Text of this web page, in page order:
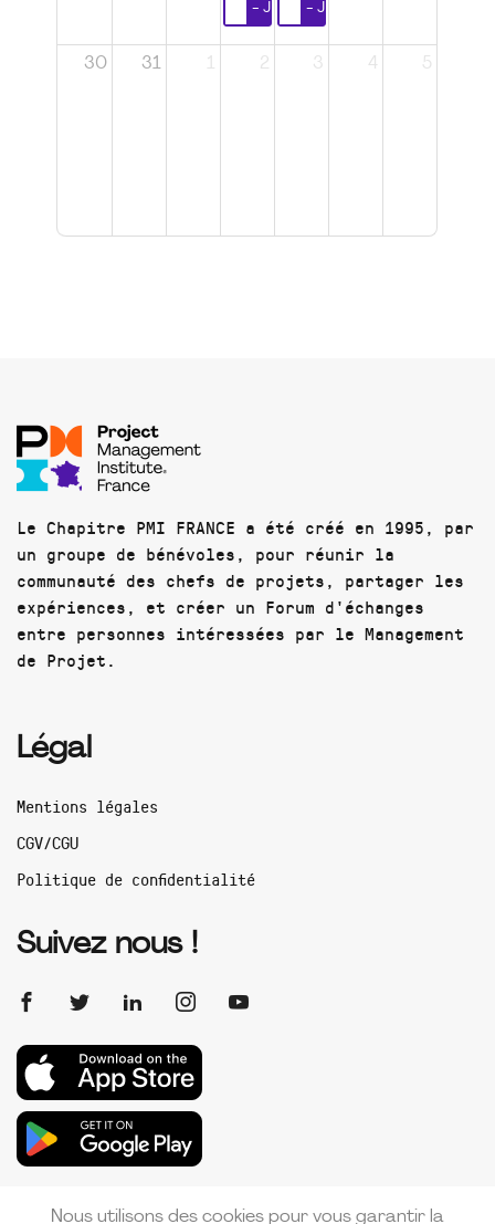
- Jour 1- Jour 2
30 31 1 2 3 4 5
Le Chapitre PMI FRANCE a été créé en 1995, par
un groupe de bénévoles, pour réunir la
communauté des chefs de projets, partager les
expériences, et créer un Forum d'échanges
entre personnes intéressées par le Management
de Projet.
Légal
Mentions légales
CGV/CGU
Politique de confidentialité
Suivez nous !
Nous utilisons des cookies pour vous garantir la